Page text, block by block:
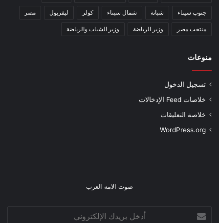
جنوب سيناء شبانة شمال سيناء كولر ليفربول مصر
منتخب مصر وزير الرياضة وزير الشباب والرياضة
منوعات
تسجيل الدخول
خلاصات Feed الإدخالات
خلاصة التعليقات
WordPress.org
صوت الامه العرب
بريدك